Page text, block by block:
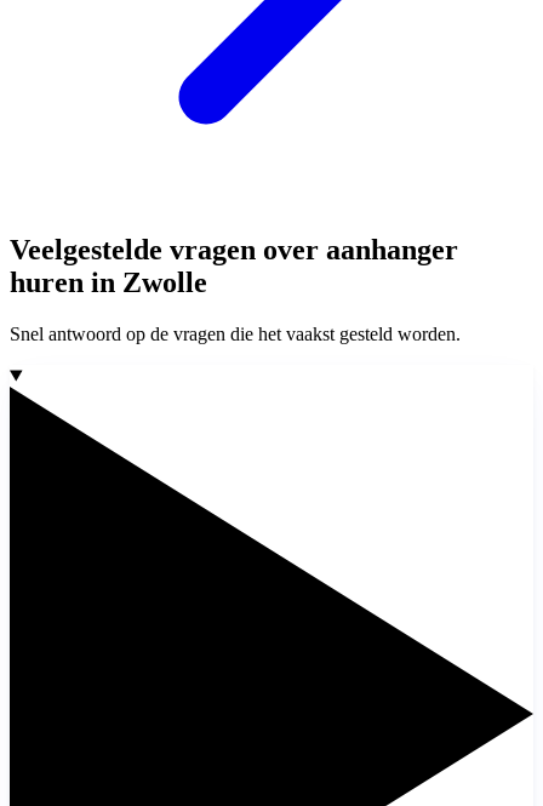
Veelgestelde vragen over aanhanger
huren in Zwolle
Snel antwoord op de vragen die het vaakst gesteld worden.